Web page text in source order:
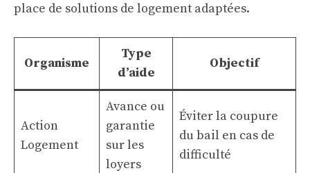
place de solutions de logement adaptées.
Organisme
Type
d’aide
Objectif
Action
Logement
Avance ou
garantie
sur les
loyers
Éviter la coupure
du bail en cas de
difficulté